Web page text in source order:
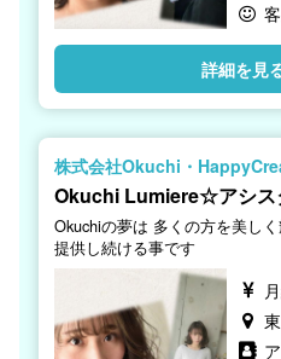
詳細を見
株式会社Okuchi・
Okuchi Lumiere☆アシス
Okuchiの夢は 多くの方を美し
提供し続ける事です